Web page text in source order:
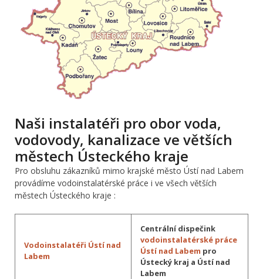
Naši instalatéři pro obor voda,
vodovody, kanalizace ve větších
městech Ústeckého kraje
Pro obsluhu zákazníků mimo krajské město Ústí nad Labem
provádíme vodoinstalatérské práce i ve všech větších
městech Ústeckého kraje :
Vodoinstalatéři Ústí nad
Labem
Centrální dispečink
vodoinstalatérské práce
Ústí nad Labem pro
Ústecký kraj a Ústí nad
Labem